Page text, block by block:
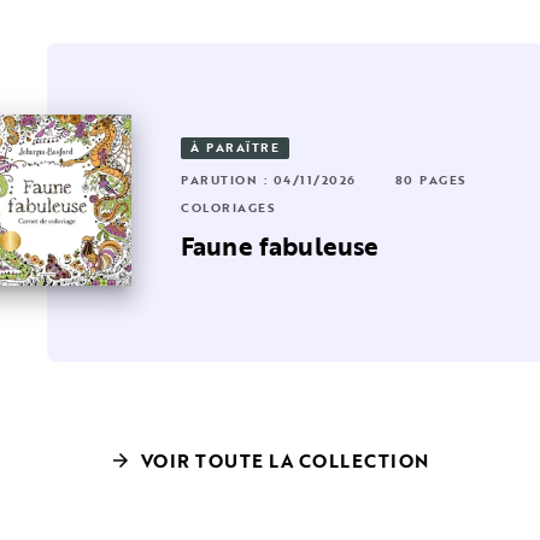
PAGES
: 17/06/2026
224 PAGES
petit monde à colorier
'n Cosy
À PARAÎTRE
PARUTION : 04/11/2026
80 PAGES
COLORIAGES
Faune fabuleuse
arrow_forward VOIR TOUTE LA COLLECTION